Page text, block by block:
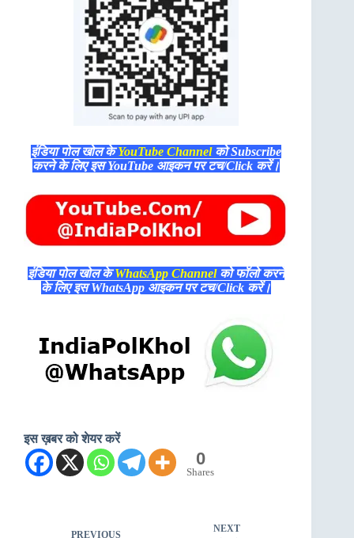
इंडिया पोल खोल केYouTube Channelको Subscribe
करने के लिए इस YouTube आइकन पर टच/Click करें।
इंडिया पोल खोल केWhatsApp Channelको फॉलो करने
के लिए इस WhatsApp आइकन पर टच/Click करें।
इस ख़बर को शेयर करें
0
Shares
PREVIOUS
NEXT